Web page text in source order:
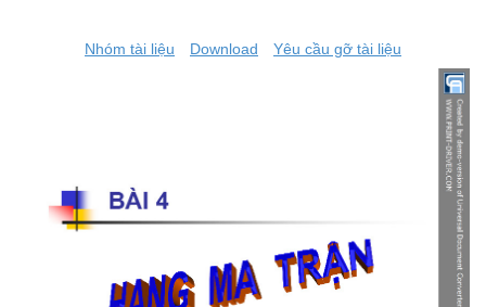
Nhóm tài liệu Download Yêu cầu gỡ tài liệu